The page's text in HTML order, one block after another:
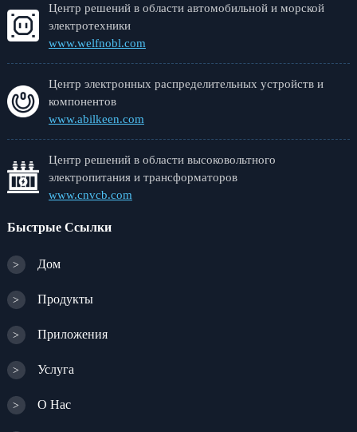
Центр решений в области автомобильной и морской
электротехники
www.welfnobl.com
Центр электронных распределительных устройств и
компонентов
www.abilkeen.com
Центр решений в области высоковольтного
электропитания и трансформаторов
www.cnvcb.com
Быстрые Ссылки
> Дом
> Продукты
> Приложения
> Услуга
> О Нас